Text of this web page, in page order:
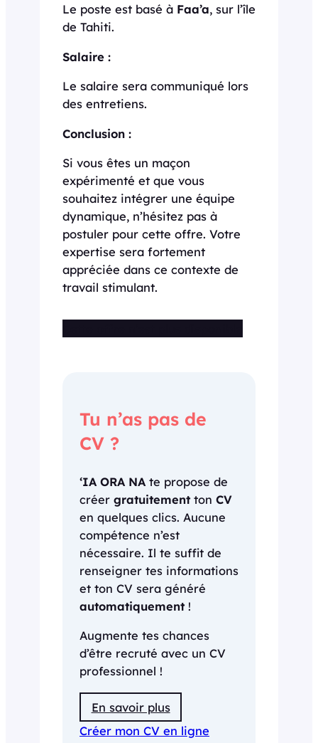
Le poste est basé à Faa’a, sur l’île
de Tahiti.
Salaire :
Le salaire sera communiqué lors
des entretiens.
Conclusion :
Si vous êtes un maçon
expérimenté et que vous
souhaitez intégrer une équipe
dynamique, n’hésitez pas à
postuler pour cette offre. Votre
expertise sera fortement
appréciée dans ce contexte de
travail stimulant.
Tu n’as pas de
CV ?
‘IA ORA NA te propose de
créer gratuitementton CV
en quelques clics. Aucune
compétence n’est
nécessaire. Il te suffit de
renseigner tes informations
et ton CV sera généré
automatiquement!
Augmente tes chances
d’être recruté avec un CV
professionnel !
En savoir plus
Créer mon CV en ligne